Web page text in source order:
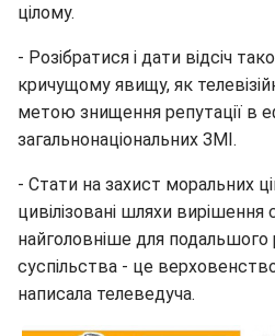
цілому.
- Розібратися і дати відсіч
кричущому явищу, як
метою знищення репутації в
загальнонаціональних ЗМІ.
- Стати на захист моральних
цивілізовані шляхи
найголовніше для
суспільства - це
написала телеведуча.